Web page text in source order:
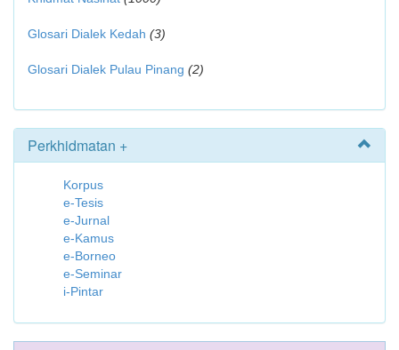
Glosari Dialek Kedah (3)
Glosari Dialek Pulau Pinang (2)
Perkhidmatan +
Korpus
e-Tesis
e-Jurnal
e-Kamus
e-Borneo
e-Seminar
i-Pintar